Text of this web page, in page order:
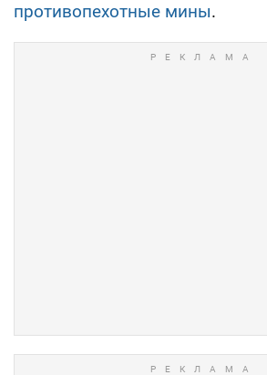
противопехотные мины.